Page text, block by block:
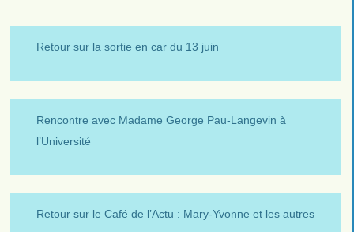
Retour sur la sortie en car du 13 juin
Rencontre avec Madame George Pau-Langevin à
l’Université
Retour sur le Café de l’Actu : Mary-Yvonne et les autres